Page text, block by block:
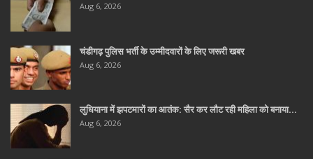
Aug 6, 2026
चंडीगढ़ पुलिस भर्ती के उम्मीदवारों के लिए जरूरी खबर
Aug 6, 2026
लुधियाना में झपटमारों का आतंक: सैर कर लौट रही महिला को बनाया…
Aug 6, 2026